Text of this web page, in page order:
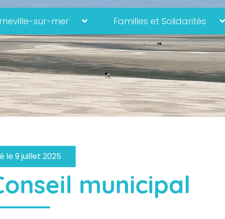
sur-mer Familles et Solidarités
le 9 juillet 2025
municipal